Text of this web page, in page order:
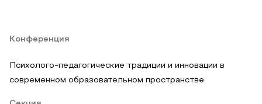
Конференция
Психолого-педагогические традиции и инновации в
современном образовательном пространстве